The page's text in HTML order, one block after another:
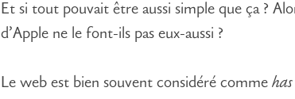
Et si tout pouvait être aussi simple que ça ?
d’Apple ne le font-ils pas eux-aussi ?
Le web est bien souvent considéré comme has